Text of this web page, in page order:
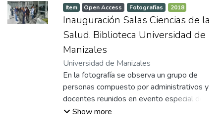
profesionales y académicos, presta atención
al contenido que se muestra en la pantalla
táctil de la mesa, la cual proyecta imágenes
detalladas del cuerpo humano, lo que
sugiere que se trata de una visita
institucional o una jornada académica. Un
camarógrafo documenta el evento,
indicando la relevancia de la presentación.
Item Open Access Fotografías 2018
Inauguración Salas Ciencias de la
Salud. Biblioteca Universidad de
Manizales
Universidad de Manizales
En la fotografía se observa un grupo de
personas compuesto por administrativos y
docentes reunidos en evento especial de
inauguración del nuevo espacio de la
Show more